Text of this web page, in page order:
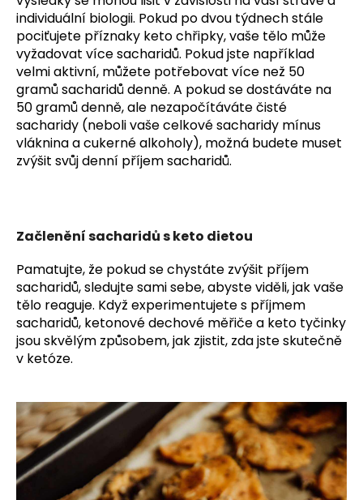
individuální biologii. Pokud po dvou týdnech stále
pociťujete příznaky keto chřipky, vaše tělo může
vyžadovat více sacharidů. Pokud jste například
velmi aktivní, můžete potřebovat více než 50
gramů sacharidů denně. A pokud se dostáváte na
50 gramů denně, ale nezapočítáváte čisté
sacharidy (neboli vaše celkové sacharidy mínus
vláknina a cukerné alkoholy), možná budete muset
zvýšit svůj denní příjem sacharidů.
Začlenění sacharidů s keto dietou
Pamatujte, že pokud se chystáte zvýšit příjem
sacharidů, sledujte sami sebe, abyste viděli, jak vaše
tělo reaguje. Když experimentujete s příjmem
sacharidů, ketonové dechové měřiče a keto tyčinky
jsou skvělým způsobem, jak zjistit, zda jste skutečně
v ketóze.